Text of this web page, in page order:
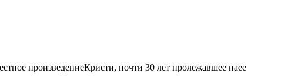
произведениеКристи, почти 30 лет пролежавшее наее